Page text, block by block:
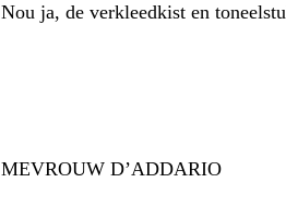
Nou ja, de verkleedkist en
MEVROUW D’ADDARIO